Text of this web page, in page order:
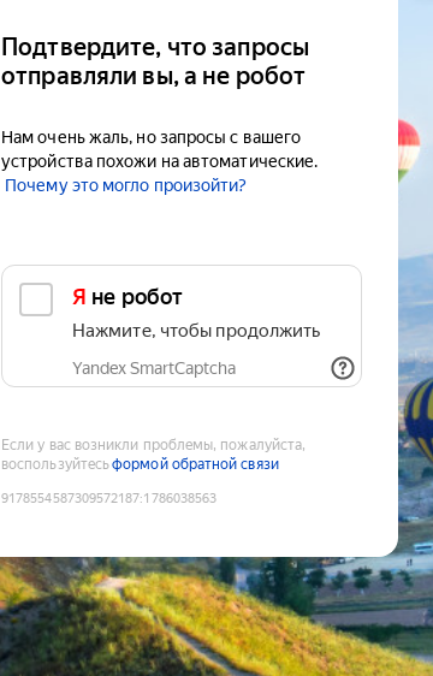
Подтвердите, что запросы
отправляли вы, а не робот
Нам очень жаль, но запросы с вашего
устройства похожи на автоматические.
Почему это могло произойти?
Я не робот
Нажмите, чтобы продолжить
Yandex SmartCaptcha
Если у вас возникли проблемы, пожалуйста,
воспользуйтесьформой обратной связи
9178554587309572187:1786038563